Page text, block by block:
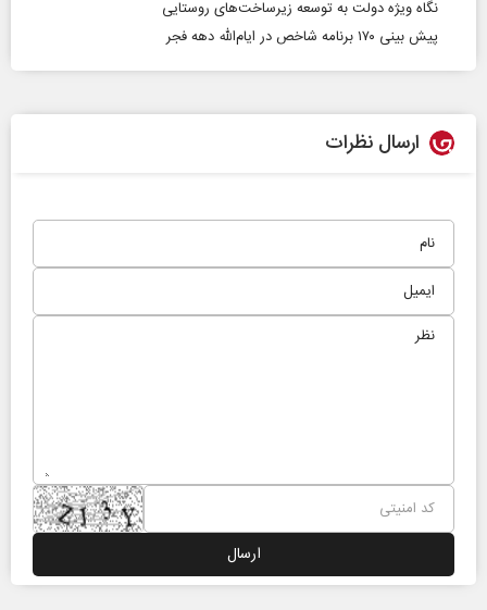
نگاه ویژه دولت به توسعه زیرساخت‌های روستایی
پیش بینی ۱۷۰ برنامه شاخص در ایام‌الله دهه فجر
ارسال نظرات